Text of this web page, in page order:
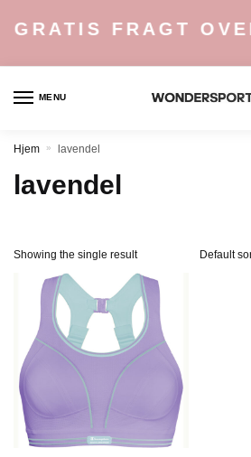
GRATIS FRAGT
MENU
Hjem » lavendel
lavendel
Showing the single result